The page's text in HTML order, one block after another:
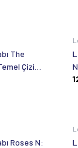
The
Çizim
Roses N: